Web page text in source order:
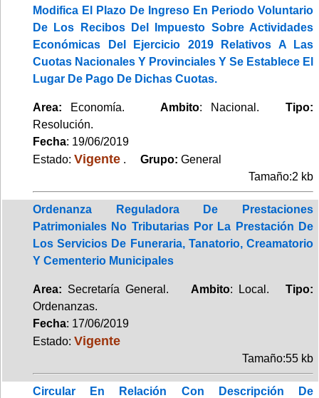
Modifica El Plazo De Ingreso En Periodo Voluntario
De Los Recibos Del Impuesto Sobre Actividades
Económicas Del Ejercicio 2019 Relativos A Las
Cuotas Nacionales Y Provinciales Y Se Establece El
Lugar De Pago De Dichas Cuotas.
Area: Economía. Ambito: Nacional.Tipo:
Resolución.
Fecha: 19/06/2019
Estado: Vigente . Grupo: General
Tamaño:2 kb
Ordenanza Reguladora De Prestaciones
Patrimoniales No Tributarias Por La Prestación De
Los Servicios De Funeraria, Tanatorio, Creamatorio
Y Cementerio Municipales
Area: Secretaría General. Ambito: Local.Tipo:
Ordenanzas.
Fecha: 17/06/2019
Estado: Vigente
Tamaño:55 kb
Circular En Relación Con Descripción De